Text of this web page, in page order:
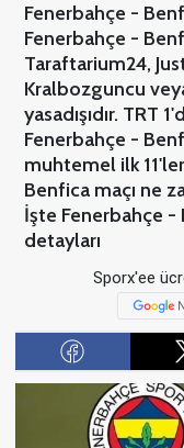
Fenerbahçe -
Fenerbahçe -
Taraftarium24,
Kralbozguncu
yasadışıdır. TRT
Fenerbahçe -
muhtemel ilk
Benfica maçı ne
İşte Fenerbahçe -
detayları
Sporx'ee